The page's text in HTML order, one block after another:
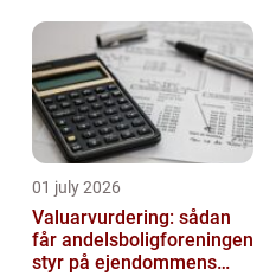
01 july 2026
Valuarvurdering: sådan
får andelsboligforeningen
styr på ejendommens